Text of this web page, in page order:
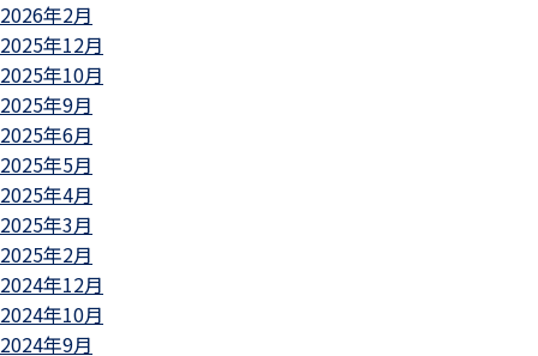
2026年2月
2025年12月
2025年10月
2025年9月
2025年6月
2025年5月
2025年4月
2025年3月
2025年2月
2024年12月
2024年10月
2024年9月